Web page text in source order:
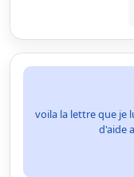
voila la lettre que je
d'aide